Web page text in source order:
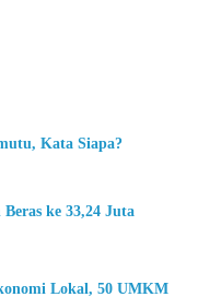
Kata Siapa?
ke 33,24 Juta
Lokal, 50 UMKM